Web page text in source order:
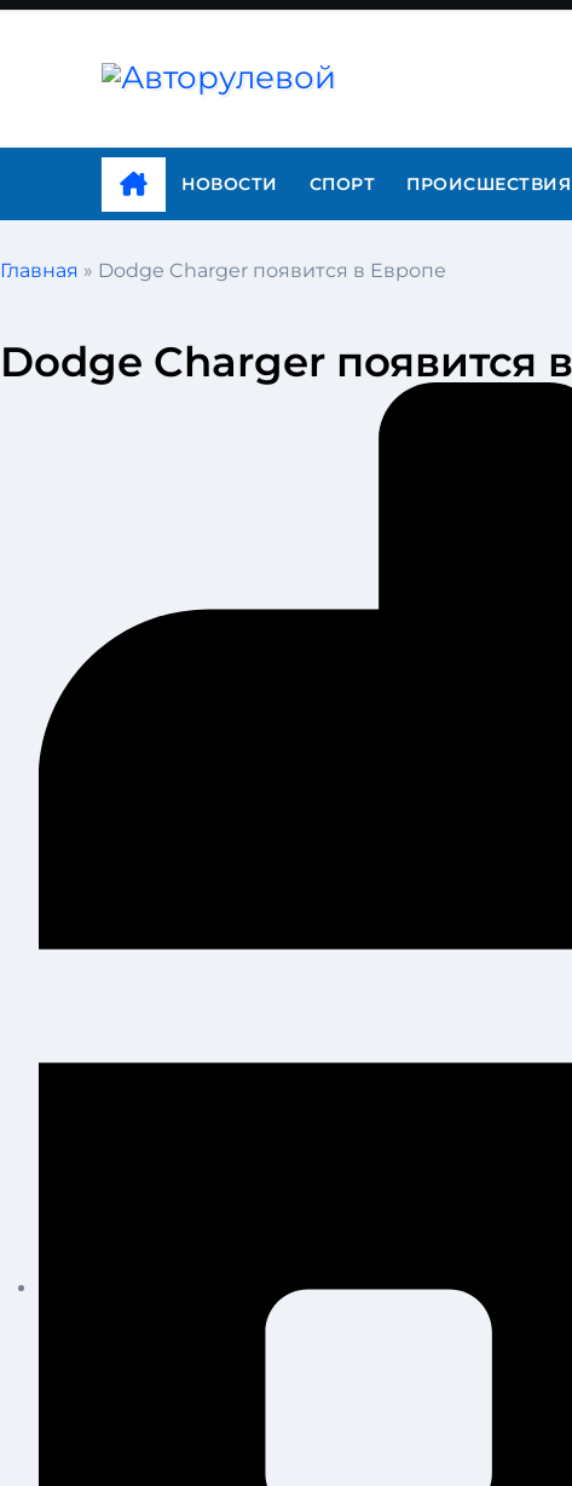
НОВОСТИ СПОРТ ПРОИСШЕСТВИЯ
Главная » Dodge Charger появится в Европе
Dodge Charger появится